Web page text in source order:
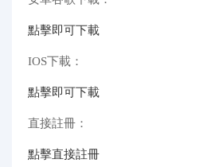
點擊即可下載
IOS下載：
點擊即可下載
直接註冊：
點擊直接註冊